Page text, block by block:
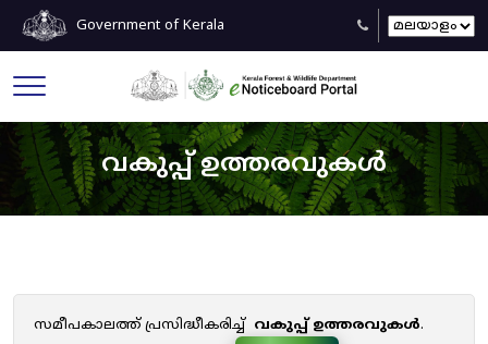
Government of Kerala
വകുപ്പ് ഉത്തരവുകൾ
സമീപകാലത്ത് പ്രസിദ്ധീകരിച്ച് വകുപ്പ് ഉത്തരവുകൾ.